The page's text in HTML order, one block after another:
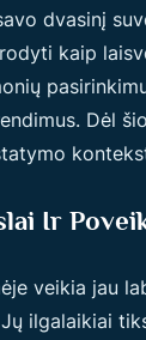
dvasinį
kaip
Dėl
Ir
veikia jau
ilgalaikiai